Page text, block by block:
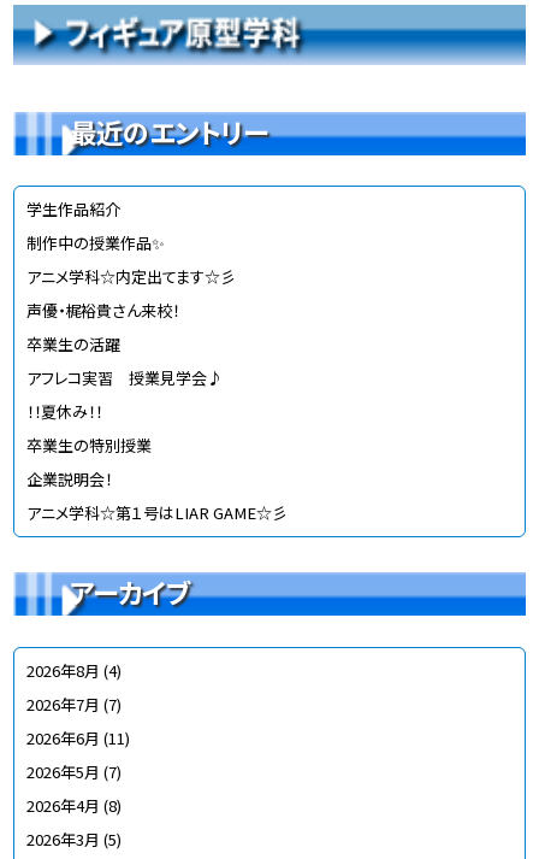
最近のエントリー
学生作品紹介
制作中の授業作品✨
アニメ学科☆内定出てます☆彡
声優・梶裕貴さん来校！
卒業生の活躍
アフレコ実習 授業見学会♪
！！夏休み！！
卒業生の特別授業
企業説明会！
アニメ学科☆第１号はLIAR GAME☆彡
アーカイブ
2026年8月 (4)
2026年7月 (7)
2026年6月 (11)
2026年5月 (7)
2026年4月 (8)
2026年3月 (5)